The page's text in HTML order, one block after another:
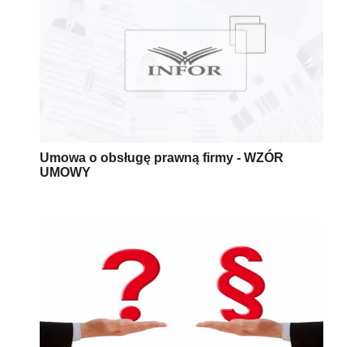
Umowa o obsługę prawną firmy - WZÓR
UMOWY